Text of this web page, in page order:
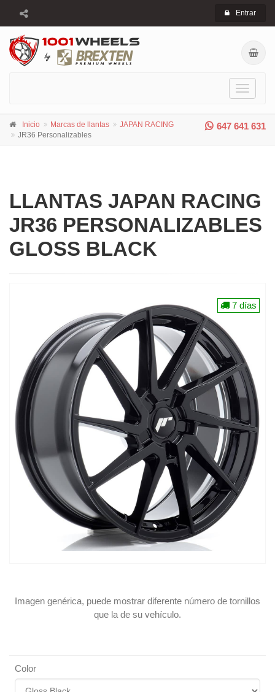
Entrar
Toggle
647 641 631
Inicio Marcas de llantas
JAPAN RACING
JR36 Personalizables
LLANTAS JAPAN RACING
JR36 PERSONALIZABLES
GLOSS BLACK
Imagen genérica, puede mostrar diferente número de tornillos
que la de su vehículo.
7 días
Color